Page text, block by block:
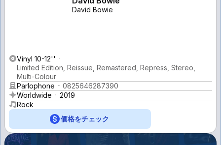
David Bowie
Vinyl 10-12''
Limited Edition, Reissue, Remastered, Repress, Stereo,
Multi-Colour
Parlophone
0825646287390
Worldwide
2019
Rock
価格をチェック